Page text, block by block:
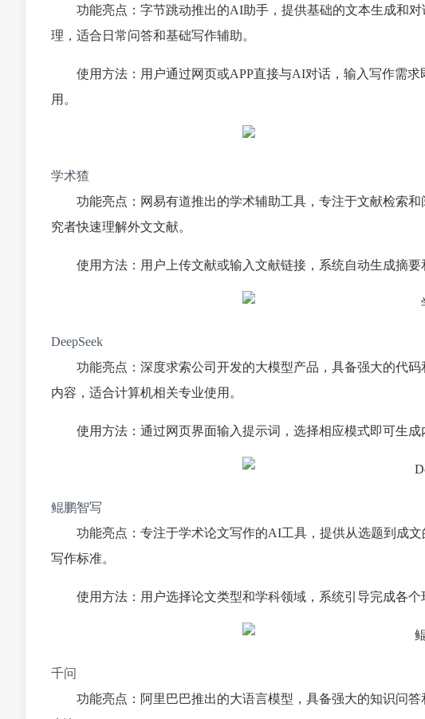
功能亮点：字节跳动推出的AI助手，提供基础的文本生成和
理，适合日常问答和基础写作辅助。
使用方法：用户通过网页或APP直接与AI对话，输入写作需
用。
学术猹
功能亮点：网易有道推出的学术辅助工具，专注于文献检索
究者快速理解外文文献。
使用方法：用户上传文献或输入文献链接，系统自动生成摘
DeepSeek
功能亮点：深度求索公司开发的大模型产品，具备强大的代
内容，适合计算机相关专业使用。
使用方法：通过网页界面输入提示词，选择相应模式即可生
鲲鹏智写
功能亮点：专注于学术论文写作的AI工具，提供从选题到成
写作标准。
使用方法：用户选择论文类型和学科领域，系统引导完成各
千问
功能亮点：阿里巴巴推出的大语言模型，具备强大的知识问